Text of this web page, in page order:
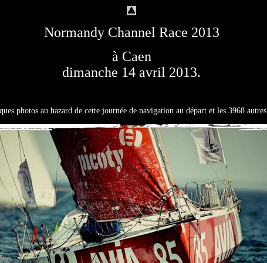
Normandy Channel Race 2013
à Caen
dimanche 14 avril 2013.
photos au hazard de cette journée de navigation au départ et les 3968 autres